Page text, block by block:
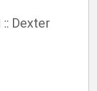
Dexter